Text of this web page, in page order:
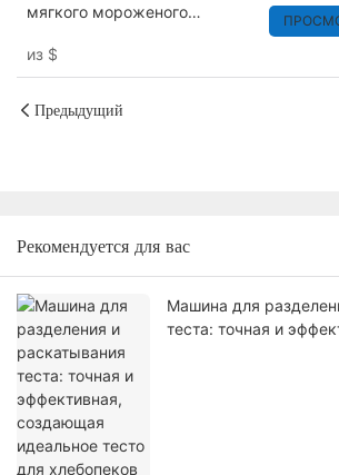
мягкого мороженого
автоматическая машина для
приготовления мягкого
мороженого
из $
Предыдущий
Рекомендуется для вас
Машина для
теста: точная и